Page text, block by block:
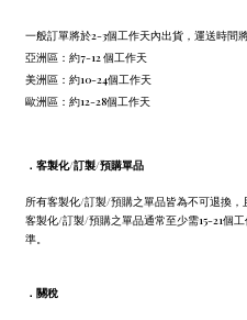
一般訂單將於2-3個工作天內出貨，運送時間
亞洲區：約7-12 個工作天
美洲區：約10-24個工作天
歐洲區：約12-28個工作天
． 客製化/訂製/預購單品
所有客製化/訂製/預購之單品皆為不可退換，
客製化/訂製/預購之單品通常至少需15-21個
準。
． 關稅